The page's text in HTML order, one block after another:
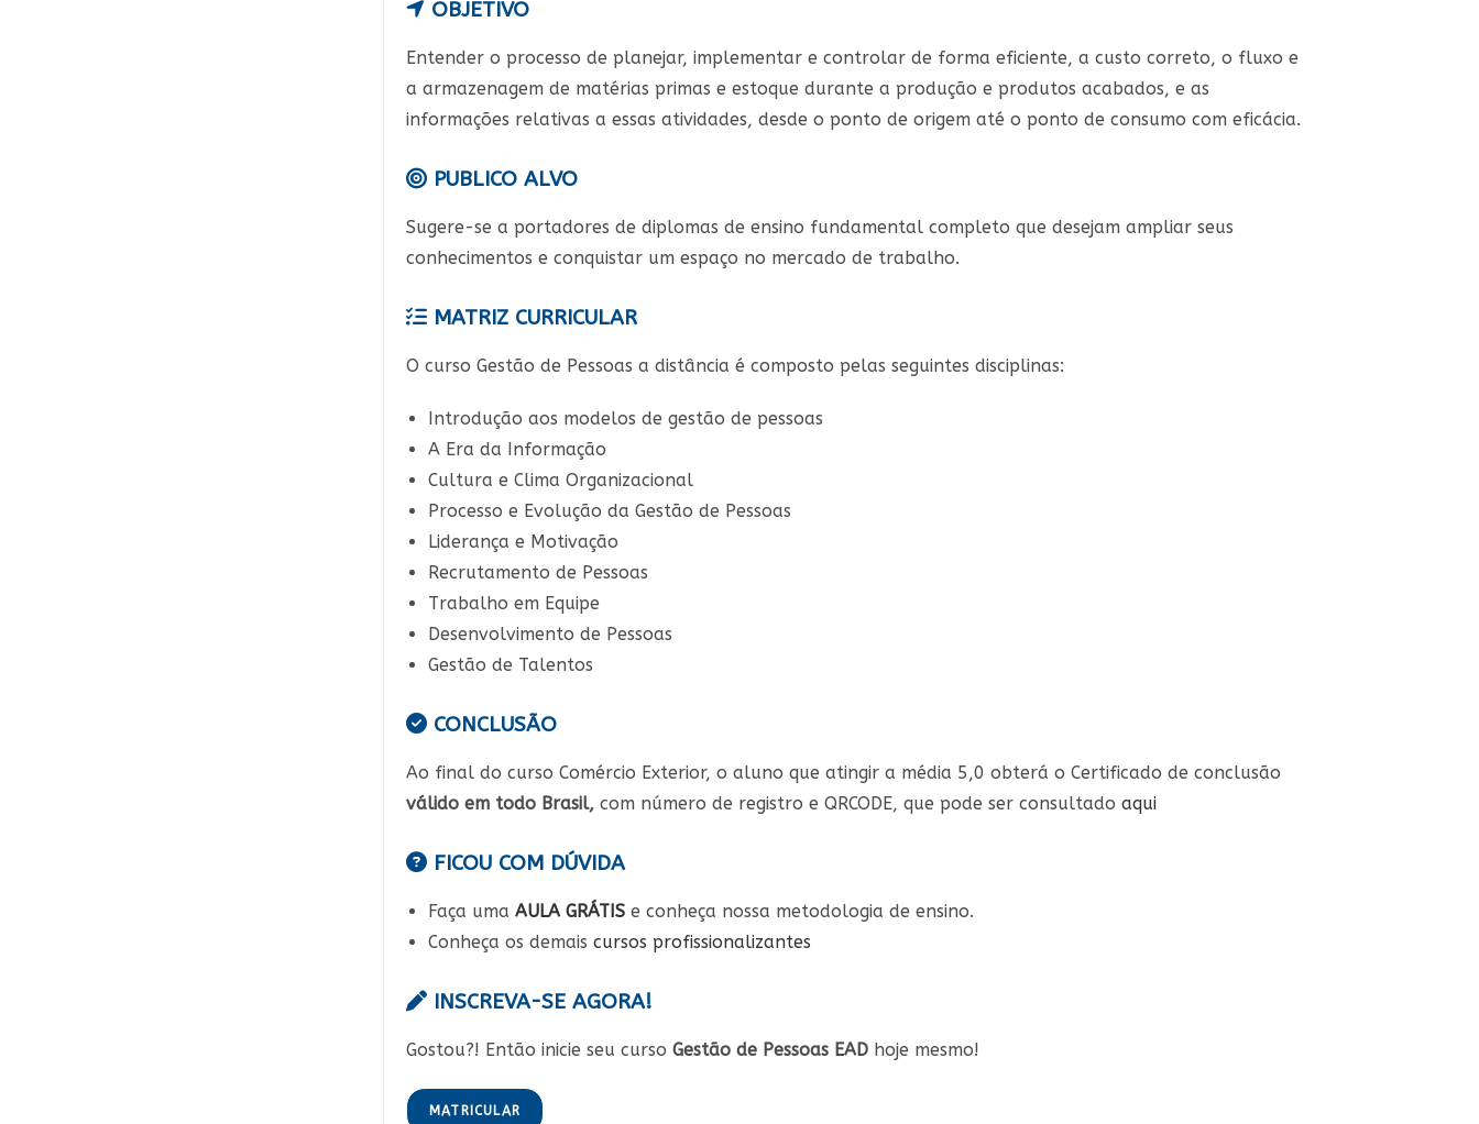
OBJETIVO
Entender o processo de planejar, implementar e controlar de forma eficiente, a custo correto, o fluxo e
a armazenagem de matérias primas e estoque durante a produção e produtos acabados, e as
informações relativas a essas atividades, desde o ponto de origem até o ponto de consumo com eficácia.
PUBLICO ALVO
Sugere-se a portadores de diplomas de ensino fundamental completo que desejam ampliar seus
conhecimentos e conquistar um espaço no mercado de trabalho.
MATRIZ CURRICULAR
O curso Gestão de Pessoas a distância é composto pelas seguintes disciplinas:
Introdução aos modelos de gestão de pessoas
A Era da Informação
Cultura e Clima Organizacional
Processo e Evolução da Gestão de Pessoas
Liderança e Motivação
Recrutamento de Pessoas
Trabalho em Equipe
Desenvolvimento de Pessoas
Gestão de Talentos
CONCLUSÃO
Ao final do curso Comércio Exterior, o aluno que atingir a média 5,0 obterá o Certificado de conclusão
válido em todo Brasil, com número de registro e QRCODE, que pode ser consultado aqui
FICOU COM DÚVIDA
Faça uma AULA GRÁTIS e conheça nossa metodologia de ensino.
Conheça os demais cursos profissionalizantes
INSCREVA-SE AGORA!
Gostou?! Então inicie seu curso Gestão de Pessoas EAD hoje mesmo!
MATRICULAR